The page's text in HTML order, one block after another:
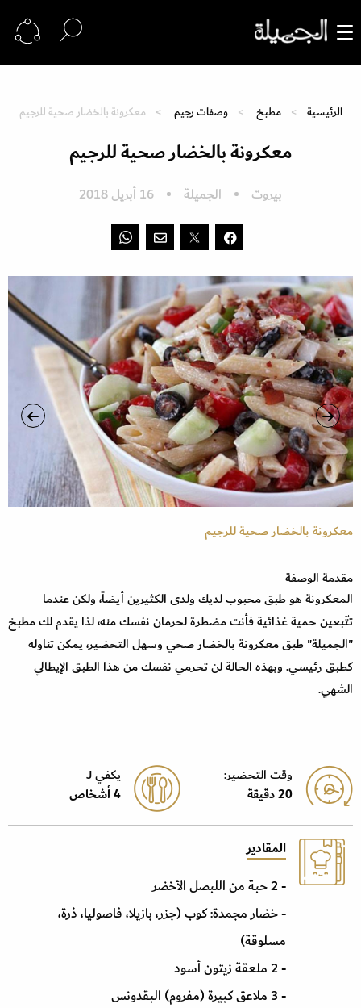
الرئيسية مطبخ وصفات رجيم معكرونة بالخضار صحية للرجيم
معكرونة بالخضار صحية للرجيم
بيروت الجميلة 16 أبريل 2018
معكرونة بالخضار صحية للرجيم
مقدمة الوصفة
المعكرونة هو طبق محبوب لديك ولدى الكثيرين أيضاً، ولكن عندما
تتّبعين حمية غذائية فأنت مضطرة لحرمان نفسك منه، لذا يقدم لك مطبخ
"الجميلة" طبق معكرونة بالخضار صحي وسهل التحضير، يمكن تناوله
كطبق رئيسي. وبهذه الحالة لن تحرمي نفسك من هذا الطبق الإيطالي
الشهي.
وقت التحضير:
20 دقيقة
يكفي J
4 أشخاص
المقادير
- 2 حبة من اللبصل الأخضر
- خضار مجمدة: كوب (جزر، بازيلا، فاصوليا، ذرة،
مسلوقة)
- 2 ملعقة زيتون أسود
- 3 ملاعق كبيرة (مفروم) البقدونس